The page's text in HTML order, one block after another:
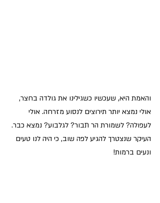
והאמת היא, שעכשיו כשגילינו את גולדה בחצר,
אולי נמצא יותר תירוצים לנסוע מזרחה. אולי
לעפולה? לשמורת הר תבור? לגלבוע? נמצא כבר.
העיקר שנצטרך להגיע לפה שוב, כי היה לנו טעים
ונעים ברמות!